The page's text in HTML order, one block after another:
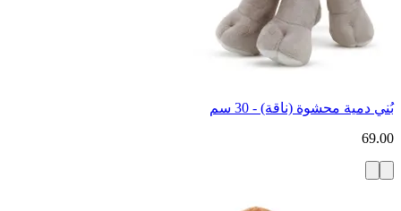
بُني دمية محشوة (ناقة) - 30 سم
69.00